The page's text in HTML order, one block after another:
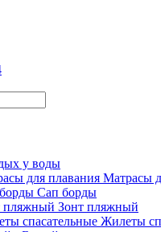
у воды
Матрасы
Сап борды
Зонт пляжный
Жилеты